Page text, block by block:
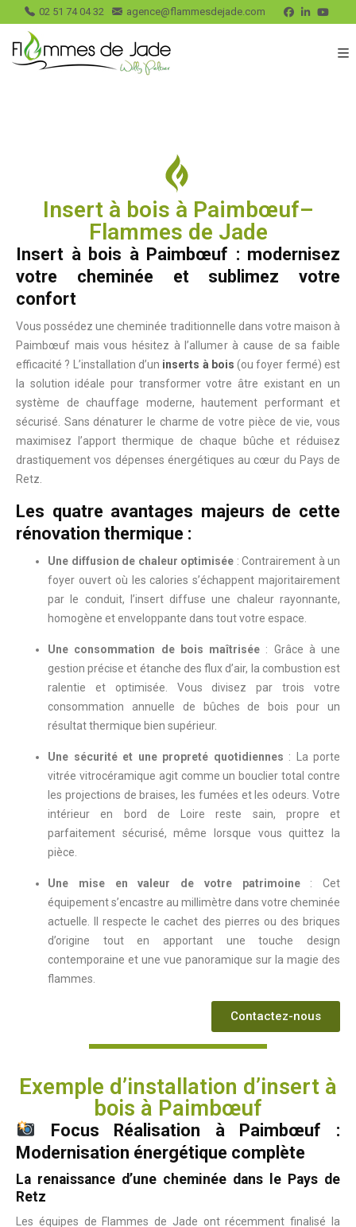
02 51 74 04 32 agence@flammesdejade.com
Insert à bois à Paimbœuf–
Flammes de Jade
Insert à bois à Paimbœuf : modernisez
votre cheminée et sublimez votre
confort
Vous possédez une cheminée traditionnelle dans votre maison à
Paimbœuf mais vous hésitez à l’allumer à cause de sa faible
efficacité ? L’installation d’un inserts à bois (ou foyer fermé) est
la solution idéale pour transformer votre âtre existant en un
système de chauffage moderne, hautement performant et
sécurisé. Sans dénaturer le charme de votre pièce de vie, vous
maximisez l’apport thermique de chaque bûche et réduisez
drastiquement vos dépenses énergétiques au cœur du Pays de
Retz.
Les quatre avantages majeurs de cette
rénovation thermique :
Une diffusion de chaleur optimisée : Contrairement à un
foyer ouvert où les calories s’échappent majoritairement
par le conduit, l’insert diffuse une chaleur rayonnante,
homogène et enveloppante dans tout votre espace.
Une consommation de bois maîtrisée : Grâce à une
gestion précise et étanche des flux d’air, la combustion est
ralentie et optimisée. Vous divisez par trois votre
consommation annuelle de bûches de bois pour un
résultat thermique bien supérieur.
Une sécurité et une propreté quotidiennes : La porte
vitrée vitrocéramique agit comme un bouclier total contre
les projections de braises, les fumées et les odeurs. Votre
intérieur en bord de Loire reste sain, propre et
parfaitement sécurisé, même lorsque vous quittez la
pièce.
Une mise en valeur de votre patrimoine: Cet
équipement s’encastre au millimètre dans votre cheminée
actuelle. Il respecte le cachet des pierres ou des briques
d’origine tout en apportant une touche design
contemporaine et une vue panoramique sur la magie des
flammes.
Contactez-nous
Exemple d’installation d’insert à
bois à Paimbœuf
Focus Réalisation à Paimbœuf :
Modernisation énergétique complète
La renaissance d’une cheminée dans le Pays de
Retz
Les équipes de Flammes de Jade ont récemment finalisé la